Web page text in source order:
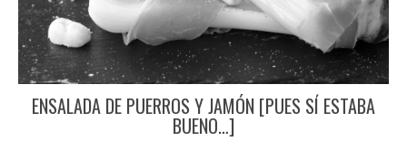
ENSALADA DE PUERROS Y JAMÓN [PUES SÍ ESTABA
BUENO…]